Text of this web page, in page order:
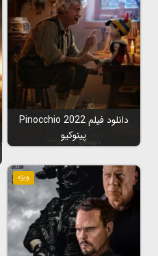
دانلود فیلم Pinocchio 2022
پینوکیو
ویژه